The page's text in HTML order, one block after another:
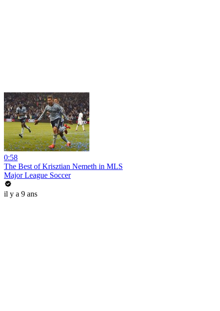
0:58
The Best of Krisztian Nemeth in MLS
Major League Soccer
il y a 9 ans